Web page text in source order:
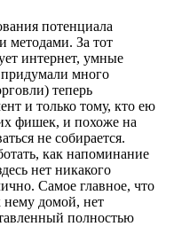
потенциала
методами. За тот
интернет, умные
много
теперь
и только тому, кто ею
фишек, и похоже на
не собирается.
как напоминание
нет никакого
Самое главное, что
нему домой, нет
полностью